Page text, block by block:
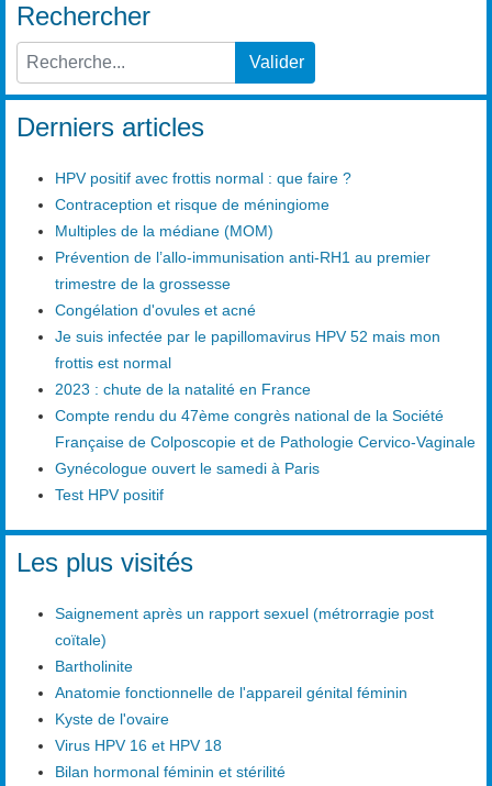
Rechercher
Type 2 or more characters for results.
Valider
Derniers articles
HPV positif avec frottis normal : que faire ?
Contraception et risque de méningiome
Multiples de la médiane (MOM)
Prévention de l’allo-immunisation anti-RH1 au premier
trimestre de la grossesse
Congélation d'ovules et acné
Je suis infectée par le papillomavirus HPV 52 mais mon
frottis est normal
2023 : chute de la natalité en France
Compte rendu du 47ème congrès national de la Société
Française de Colposcopie et de Pathologie Cervico-Vaginale
Gynécologue ouvert le samedi à Paris
Test HPV positif
Les plus visités
Saignement après un rapport sexuel (métrorragie post
coïtale)
Bartholinite
Anatomie fonctionnelle de l'appareil génital féminin
Kyste de l'ovaire
Virus HPV 16 et HPV 18
Bilan hormonal féminin et stérilité